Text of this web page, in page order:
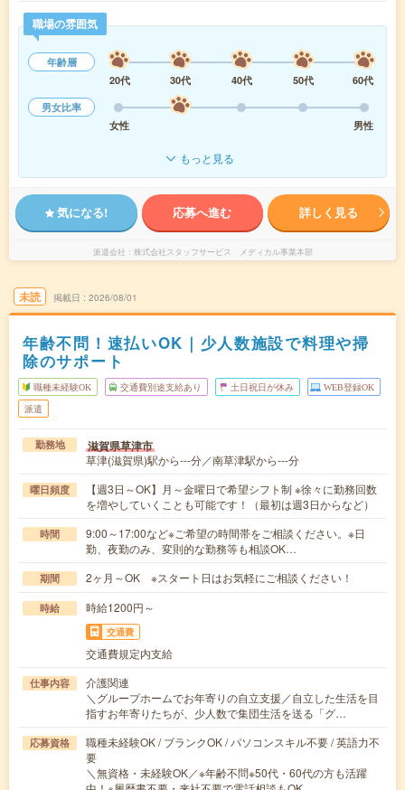
職場の雰囲気
年齢層
20代
30代 40代 50代
60代
男女比率
女性
男性
もっと見る
気になる! 応募へ進む 詳しく見る
派遣会社 株式会社スタッフサービス メディカル事業本部
未読 掲載日 2026/08/01
年齢不問！速払いOK｜少人数施設で料理や掃
除のサポート
職種未経験OK 交通費別途支給あり 土日祝日が休み WEB登録OK
派遣
勤務地 滋賀県草津市
草津(滋賀県)駅から---分／南草津駅から---分
曜日頻度
【週3日～OK】月～金曜日で希望シフト制 ※徐々に勤務回数
を増やしていくことも可能です！（最初は週3日からなど）
時間
9:00～17:00など※ご希望の時間帯をご相談ください。※日
勤、夜勤のみ、変則的な勤務等も相談OK…
期間 2ヶ月～OK ※スタート日はお気軽にご相談ください！
時給 時給1200円～
交通費
交通費規定内支給
仕事内容
介護関連
＼グループホームでお年寄りの自立支援／自立した生活を目
指すお年寄りたちが、少人数で集団生活を送る「グ…
応募資格
職種未経験OK / ブランクOK / パソコンスキル不要 / 英語力不
要
＼無資格・未経験OK／※年齢不問※50代・60代の方も活躍